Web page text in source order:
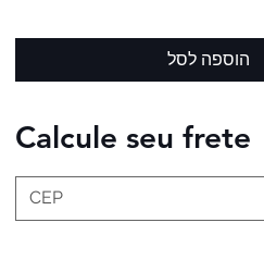
הוספה לסל
Calcule seu frete